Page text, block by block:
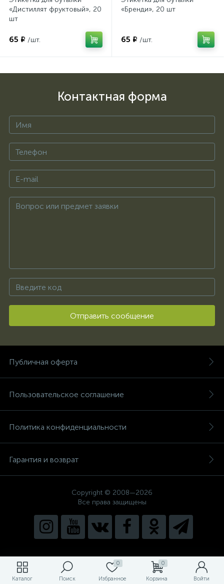
Каталог Поиск
0
Избранное
0
Корзина Войти
«Дистиллят фруктовый», 20
шт
65 ₽ /шт.
«Бренди», 20 шт
65 ₽ /шт.
Контактная форма
Отправить сообщение
Публичная оферта
Пользовательское соглашение
Политика конфиденциальности
Гарантия и возврат
Copyright © 2008—2026
Все права защищены